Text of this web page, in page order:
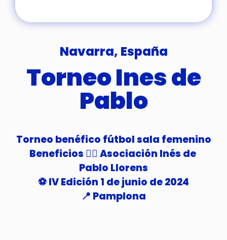
Navarra, España
Torneo Ines de
Pablo
Torneo benéfico fútbol sala femenino
Beneficios 👉🏼 Asociación Inés de
Pablo Llorens
⚽️ IV Edición 1 de junio de 2024
📍 Pamplona